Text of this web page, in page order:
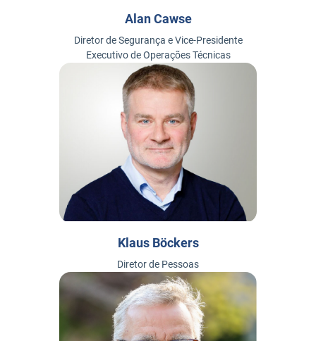
Alan Cawse
Diretor de Segurança e Vice-Presidente
Executivo de Operações Técnicas
Klaus Böckers
Diretor de Pessoas